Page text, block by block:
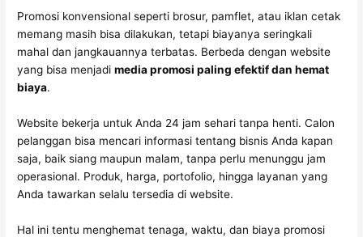
Promosi konvensional seperti brosur, pamflet, atau iklan cetak
memang masih bisa dilakukan, tetapi biayanya seringkali
mahal dan jangkauannya terbatas. Berbeda dengan website
yang bisa menjadimedia promosi paling efektif dan hemat
biaya.
Website bekerja untuk Anda 24 jam sehari tanpa henti. Calon
pelanggan bisa mencari informasi tentang bisnis Anda kapan
saja, baik siang maupun malam, tanpa perlu menunggu jam
operasional. Produk, harga, portofolio, hingga layanan yang
Anda tawarkan selalu tersedia di website.
Hal ini tentu menghemat tenaga, waktu, dan biaya promosi